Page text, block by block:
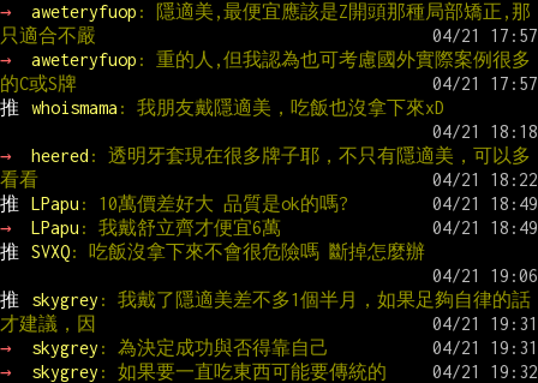
→
aweteryfuop : 隱適美,最便宜應該是Z開頭那種局部矯正,那
只適合不嚴
→
aweteryfuop : 重的人,但我認為也可考慮國外實際案例很多
的C或S牌
推
whoismama : 我朋友戴隱適美，吃飯也沒拿下來xD
→ heered : 透明牙套現在很多牌子耶，不只有隱適美，可以多
看看
推
LPapu : 10萬價差好大 品質是ok的嗎?
→
LPapu : 我戴舒立齊才便宜6萬
推
SVXQ: 吃飯沒拿下來不會很危險嗎 斷掉怎麼辦
推 skygrey : 我戴了隱適美差不多1個半月，如果足夠自律的話
才建議，因
→
skygrey : 為決定成功與否得靠自己
→
skygrey : 如果要一直吃東西可能要傳統的